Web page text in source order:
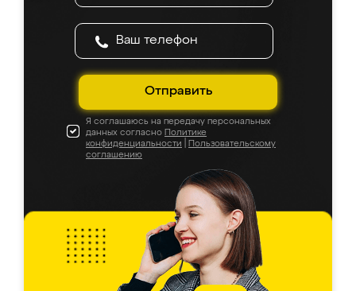
Отправить
Я соглашаюсь на передачу персональных
данных согласно Политике
конфиденциальности
Пользовательскому
соглашению